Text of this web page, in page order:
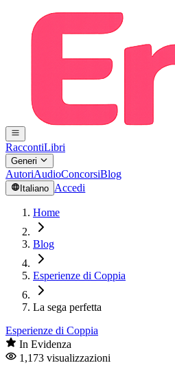
RaccontiLibri
Generi
AutoriAudioConcorsiBlog
Italiano Accedi
Home
Blog
Esperienze di Coppia
La sega perfetta
Esperienze di Coppia
In Evidenza
1,173 visualizzazioni